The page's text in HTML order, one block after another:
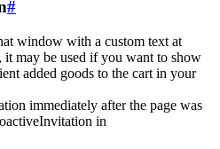
#
window with a custom text at
it may be used if you want to show
added goods to the cart in your
immediately after the page was
in